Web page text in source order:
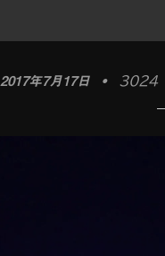
2017年7月17日 • 3024